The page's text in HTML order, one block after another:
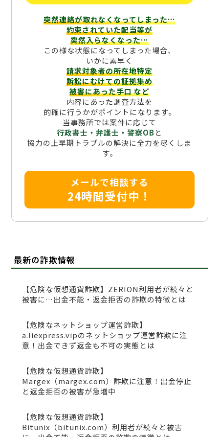
突然連絡が取れなくなってしまった…
約束されていた配当等が
突然入らなくなった…
この様な状態になってしまった場合、
いかに素早く
請求対象者の所在地特定
訴訟にむけての証拠集め
被害にあった手口など
内容にあった調査方法を
的確に行うかがポイントになります。
当事務所では案件に応じて
行政書士・弁護士・警察OBと
協力の上早期トラブルの解決に全力を尽くしま
す。
メールで相談する
24時間受付中！
最新の詐欺情報
【危険な仮想通貨詐欺】ZERION利用者が続々と
被害に…出金不能・返金拒否の詐欺の特徴とは
【危険なネットショップ運営詐欺】
a.liexpress.vipのネットショップ運営詐欺に注
意！出金できず返金も不可の実態とは
【危険な仮想通貨詐欺】
Margex（margex.com）詐欺に注意！出金停止
と返金拒否の被害が急増中
【危険な仮想通貨詐欺】
Bitunix（bitunix.com）利用者が続々と被害